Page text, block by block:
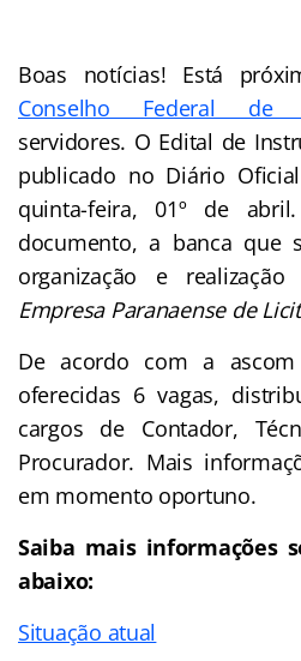
Boas notícias! Está
Conselho Federal de
servidores. O Edital de
publicado no Diário
quinta-feira, 01º de
documento, a banca que
organização e
Empresa Paranaense de
De acordo com a
oferecidas 6 vagas,
cargos de Contador,
Procurador. Mais
em momento oportuno.
Saiba mais informações
abaixo:
Situação atual